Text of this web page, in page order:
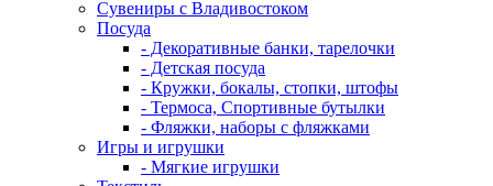
Сувениры с Владивостоком
Посуда
- Декоративные банки, тарелочки
- Детская посуда
- Кружки, бокалы, стопки, штофы
- Термоса, Спортивные бутылки
- Фляжки, наборы с фляжками
Игры и игрушки
- Мягкие игрушки